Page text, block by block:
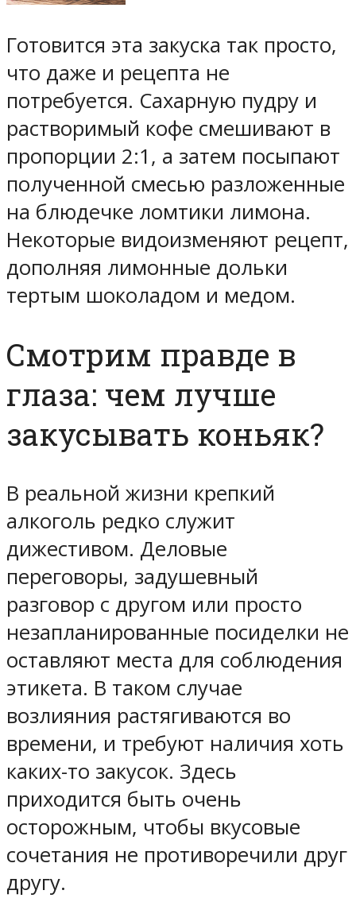
Готовится эта закуска так просто,
что даже и рецепта не
потребуется. Сахарную пудру и
растворимый кофе смешивают в
пропорции 2:1, а затем посыпают
полученной смесью разложенные
на блюдечке ломтики лимона.
Некоторые видоизменяют рецепт,
дополняя лимонные дольки
тертым шоколадом и медом.
Смотрим правде в
глаза: чем лучше
закусывать коньяк?
В реальной жизни крепкий
алкоголь редко служит
дижестивом. Деловые
переговоры, задушевный
разговор с другом или просто
незапланированные посиделки не
оставляют места для соблюдения
этикета. В таком случае
возлияния растягиваются во
времени, и требуют наличия хоть
каких-то закусок. Здесь
приходится быть очень
осторожным, чтобы вкусовые
сочетания не противоречили друг
другу.